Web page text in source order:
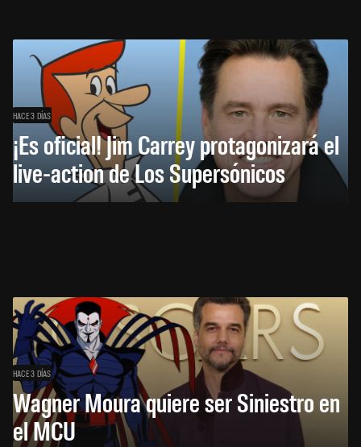
HACE 3 DÍAS
¡Es oficial! Jim Carrey protagonizará el
live-action de Los Supersónicos
HACE 3 DÍAS
Wagner Moura quiere ser Siniestro en
el MCU